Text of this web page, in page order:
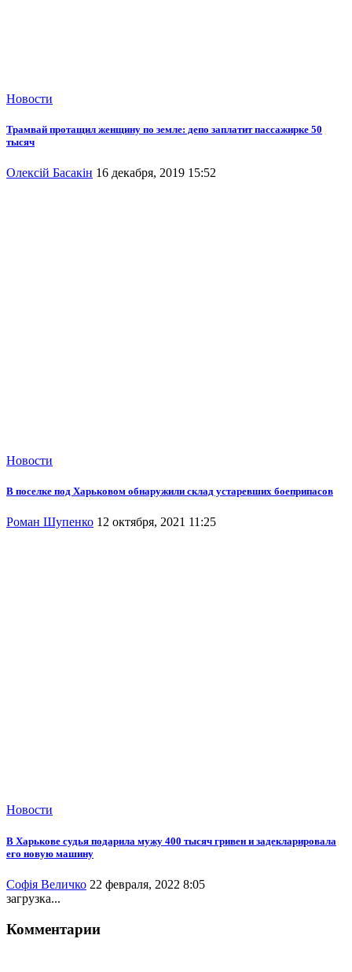
Новости
Трамвай протащил женщину по земле: депо заплатит пассажирке 50
тысяч
Олексій Басакін 16 декабря, 2019 15:52
Новости
В поселке под Харьковом обнаружили склад устаревших боеприпасов
Роман Шупенко 12 октября, 2021 11:25
Новости
В Харькове судья подарила мужу 400 тысяч гривен и задекларировала
его новую машину
Софія Величко 22 февраля, 2022 8:05
загрузка...
Комментарии